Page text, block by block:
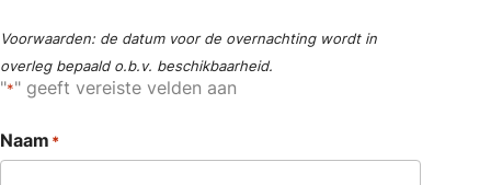
Voorwaarden: de datum voor de overnachting wordt in
overleg bepaald o.b.v. beschikbaarheid.
"*" geeft vereiste velden aan
Naam *